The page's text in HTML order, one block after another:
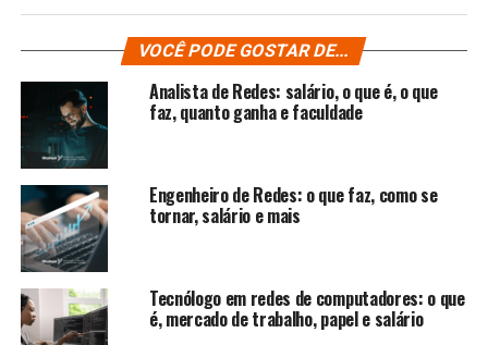
VOCÊ PODE GOSTAR DE...
Analista de Redes: salário, o que é, o que
faz, quanto ganha e faculdade
Engenheiro de Redes: o que faz, como se
tornar, salário e mais
Tecnólogo em redes de computadores: o que
é, mercado de trabalho, papel e salário